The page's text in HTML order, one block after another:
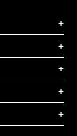
+
+
+
+
+